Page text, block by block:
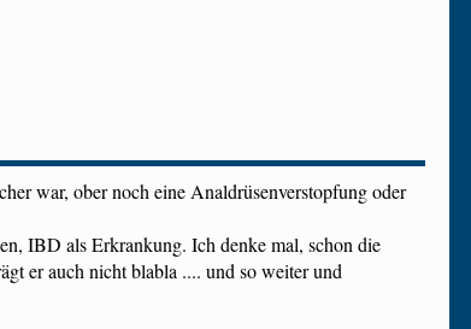
war, ober noch eine Analdrüsenverstopfung oder
IBD als Erkrankung. Ich denke mal, schon die
er auch nicht blabla .... und so weiter und